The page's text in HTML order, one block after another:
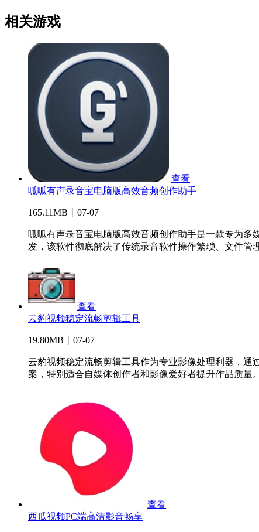
相关游戏
查看
呱呱有声录音宝电脑版高效音频创作助手
165.11MB丨07-07
呱呱有声录音宝电脑版高效音频创作助手是一款专为
发，该软件彻底解决了传统录音软件操作繁琐、文件管
查看
云豹视频稳定流畅剪辑工具
19.80MB丨07-07
云豹视频稳定流畅剪辑工具作为专业影像处理利器，
案，特别适合自媒体创作者和影像爱好者提升作品质量
查看
西瓜视频PC端高清影音畅享